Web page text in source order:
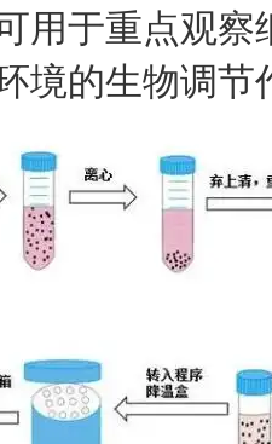
用于重点观
境的生物调节